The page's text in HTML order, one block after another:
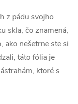
z pádu svojho
skla, čo znamená,
ako nešetrne ste si
táto fólia je
ktoré s